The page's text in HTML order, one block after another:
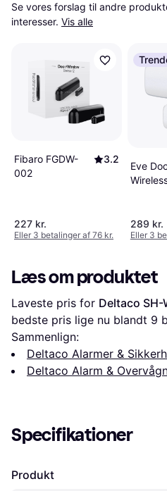
Se vores forslag til andre
interesser. Vis alle
Fibaro FGDW-
002
3.2
227 kr.
Eller 3 betalinger af 76 kr.
Eve
289 kr.
Eller 3
Læs om produktet
Laveste pris for Deltaco SH-
bedste pris lige nu blandt 9
Sammenlign:
Deltaco Alarmer &
Deltaco Alarm &
Specifikationer
Produkt